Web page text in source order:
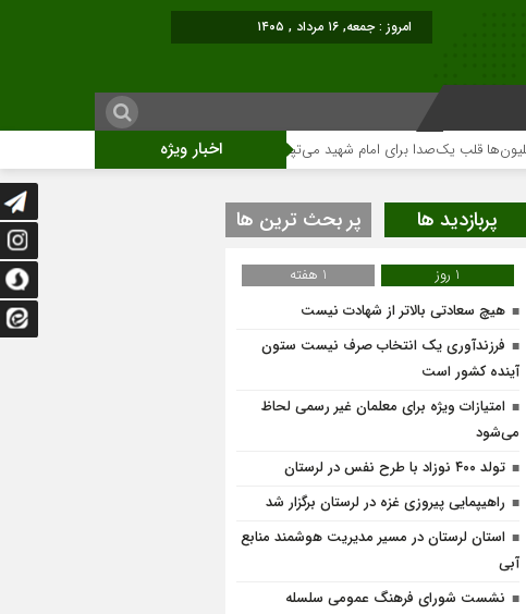
امروز : جمعه, ۱۶ مرداد , ۱۴۰۵
اخبار ویژه قلب یک‌صدا برای امام شهید می‌تپد نمایشگاه آثار هنری ویژه ارتحال امام (ره)برگزار
پربازدید ها پر بحث ترین ها
1 روز
1 هفته
هیچ سعادتی بالاتر از شهادت نیست
فرزندآوری یک انتخاب صرف نیست ستون
آینده کشور است
امتیازات ویژه برای معلمان غیر رسمی لحاظ
می‌شود
تولد ۴۰۰ نوزاد با طرح نفس در لرستان
راهیپمایی پیروزی غزه در لرستان برگزار شد
استان لرستان در مسیر مدیریت هوشمند منابع
آبی
نشست شورای فرهنگ عمومی سلسله